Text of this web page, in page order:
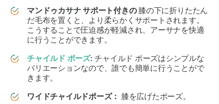
マンドゥカサナサポート付きの膝の下に折りたたん
だ毛布を置くと、より柔らかくサポートされます。
こうすることで圧迫感が軽減され、アーサナを快適
に行うことができます。
チャイルド ポーズ: チャイルド ポーズはシンプルな
バリエーションなので、誰でも簡単に行うことがで
きます。
ワイドチャイルドポーズ： 膝を広げたポーズ。